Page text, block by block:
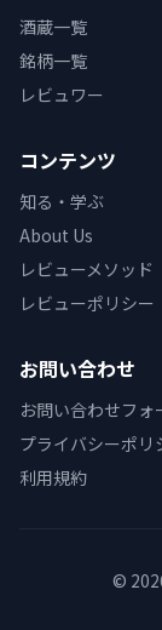
酒蔵一覧
銘柄一覧
レビュワー
コンテンツ
知る・学ぶ
About Us
レビューメソッド
レビューポリシー
お問い合わせ
お問い合わせフォ
プライバシーポリ
利用規約
©